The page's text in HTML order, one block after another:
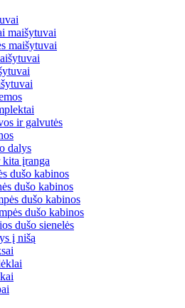
maišytuvai
maišytuvai
ir galvutės
dalys
įranga
dušo kabinos
dušo kabinos
dušo kabinos
dušo kabinos
dušo sienelės
į nišą